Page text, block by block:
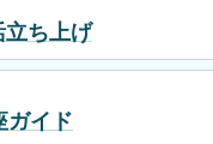
立ち上げ
ガイド